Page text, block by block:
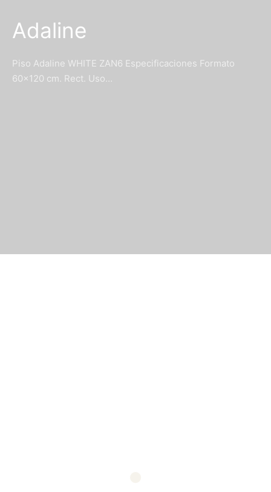
Adaline
Piso Adaline WHITE ZAN6 Especificaciones Formato
60x120 cm. Rect. Uso…